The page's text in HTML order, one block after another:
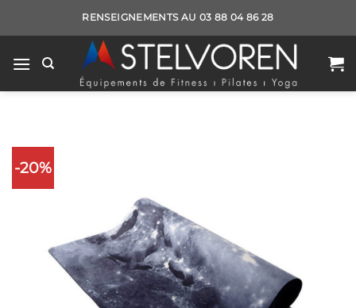
RENSEIGNEMENTS AU 03 88 04 86 28
-20%